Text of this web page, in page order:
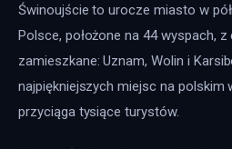
Świnoujście to urocze miasto w
Polsce, położone na 44 wyspach,
zamieszkane: Uznam, Wolin i
najpiękniejszych miejsc na polskim
przyciąga tysiące turystów.